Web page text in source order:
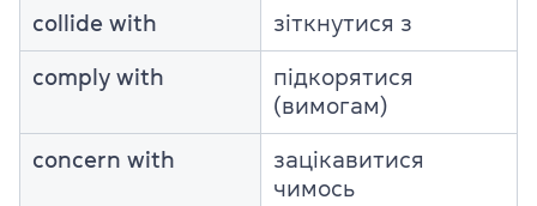
collide with зіткнутися з
comply with
підкорятися
(вимогам)
concern with
зацікавитися
чимось